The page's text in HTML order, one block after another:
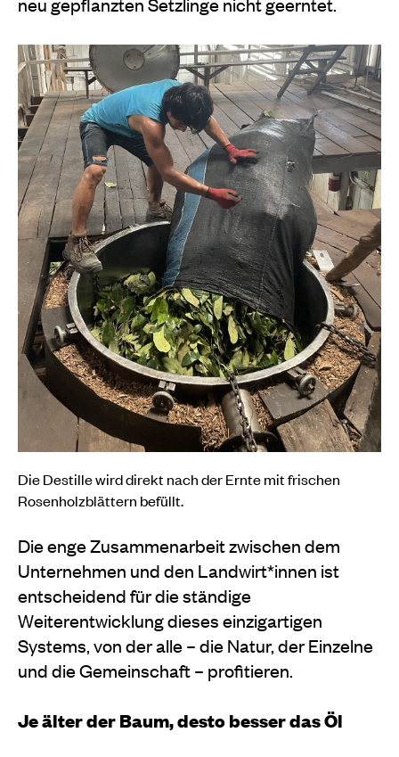
Die Destille wird direkt nach der Ernte mit frischen
Rosenholzblättern befüllt.
Die enge Zusammenarbeit zwischen dem
Unternehmen und den Landwirt*innen ist
entscheidend für die ständige
Weiterentwicklung dieses einzigartigen
Systems, von der alle – die Natur, der Einzelne
und die Gemeinschaft – profitieren.
Je älter der Baum, desto besser das Öl